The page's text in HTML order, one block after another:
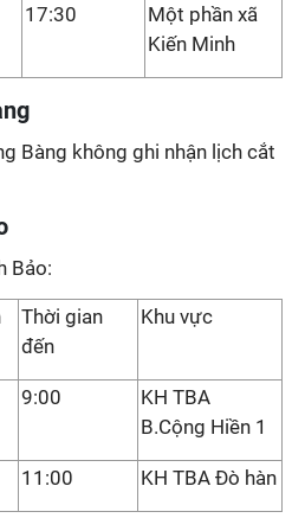
17:30
Một phần xã
Kiến Minh
Bàng không ghi nhận lịch cắt
Bảo:
Thời gian
đến
Khu vực
9:00
KH TBA
B.Cộng Hiền 1
11:00 KH TBA Đò hàn